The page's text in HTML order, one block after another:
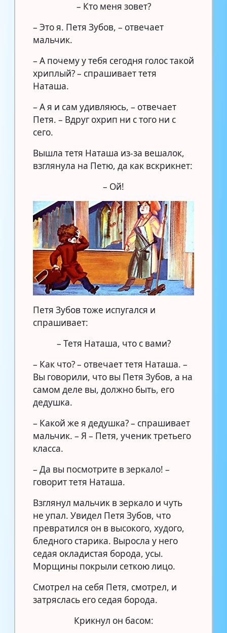
– Кто меня зовет?
– Это я. Петя Зубов, – отвечает
мальчик.
– А почему у тебя сегодня голос такой
хриплый? – спрашивает тетя
Наташа.
– А я и сам удивляюсь, – отвечает
Петя. – Вдруг охрип ни с того ни с
сего.
Вышла тетя Наташа из-за вешалок,
взглянула на Петю, да как вскрикнет:
– Ой!
Петя Зубов тоже испугался и
спрашивает:
– Тетя Наташа, что с вами?
– Как что? – отвечает тетя Наташа. –
Вы говорили, что вы Петя Зубов, а на
самом деле вы, должно быть, его
дедушка.
– Какой же я дедушка? – спрашивает
мальчик. – Я – Петя, ученик третьего
класса.
– Да вы посмотрите в зеркало! –
говорит тетя Наташа.
Взглянул мальчик в зеркало и чуть
не упал. Увидел Петя Зубов, что
превратился он в высокого, худого,
бледного старика. Выросла у него
седая окладистая борода, усы.
Морщины покрыли сеткою лицо.
Смотрел на себя Петя, смотрел, и
затряслась его седая борода.
Крикнул он басом: